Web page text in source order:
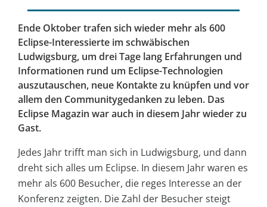
Ende Oktober trafen sich wieder mehr als 600
Eclipse-Interessierte im schwäbischen
Ludwigsburg, um drei Tage lang Erfahrungen und
Informationen rund um Eclipse-Technologien
auszutauschen, neue Kontakte zu knüpfen und vor
allem den Communitygedanken zu leben. Das
Eclipse Magazin war auch in diesem Jahr wieder zu
Gast.
Jedes Jahr trifft man sich in Ludwigsburg, und dann
dreht sich alles um Eclipse. In diesem Jahr waren es
mehr als 600 Besucher, die reges Interesse an der
Konferenz zeigten. Die Zahl der Besucher steigt